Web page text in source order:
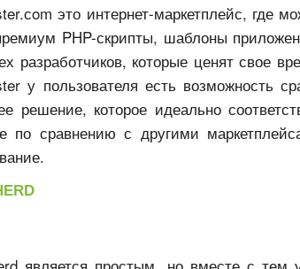
это интернет-маркетплейс, где
PHP-скрипты, шаблоны
разработчиков, которые ценят свое
у пользователя есть возможность
решение, которое идеально
по сравнению с другими